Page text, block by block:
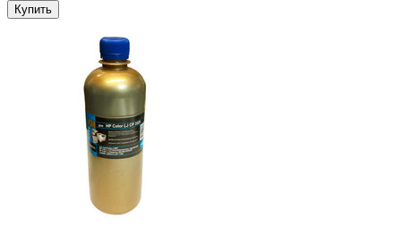
Купить